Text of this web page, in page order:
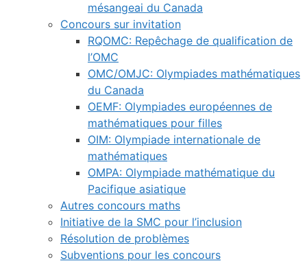
mésangeai du Canada
Concours sur invitation
RQOMC: Repêchage de qualification de
l’OMC
OMC/OMJC: Olympiades mathématiques
du Canada
OEMF: Olympiades européennes de
mathématiques pour filles
OIM: Olympiade internationale de
mathématiques
OMPA: Olympiade mathématique du
Pacifique asiatique
Autres concours maths
Initiative de la SMC pour l’inclusion
Résolution de problèmes
Subventions pour les concours